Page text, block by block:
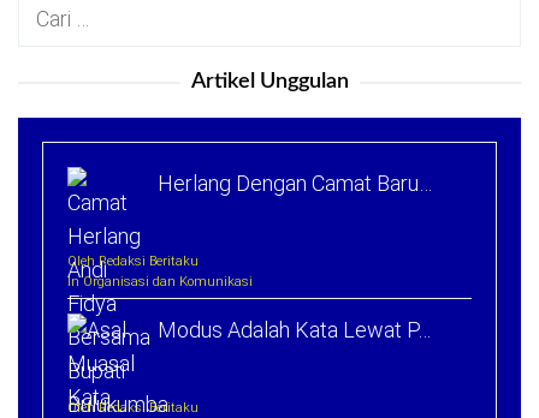
Cari
Artikel Unggulan
Herlang Dengan Camat Baru…
Oleh Redaksi Beritaku
In Organisasi dan Komunikasi
Modus Adalah Kata Lewat P…
Oleh Redaksi Beritaku